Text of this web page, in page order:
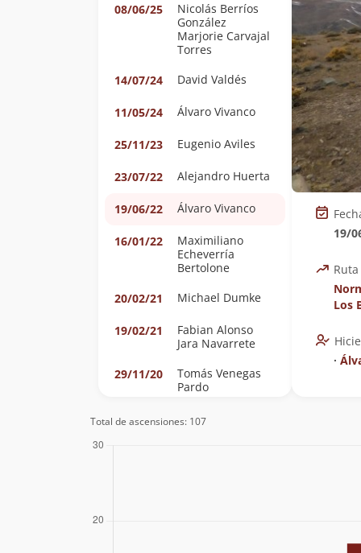
08/06/25
Nicolás Berríos
González
Marjorie Carvajal
Torres
14/07/24
David Valdés
11/05/24 Álvaro Vivanco
25/11/23 Eugenio Aviles
23/07/22 Alejandro Huerta
19/06/22 Álvaro Vivanco
16/01/22
Maximiliano
Echeverría
Bertolone
20/02/21
Michael Dumke
19/02/21
Fabian Alonso
Jara Navarrete
29/11/20
Tomás Venegas
Pardo
26/11/20
Tamara
Covacevich
19/
Ruta
Los
∙
Total de ascensiones: 107